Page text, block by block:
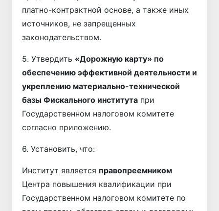
платно-контрактной основе, а также иных
источников, не запрещенных
законодательством.
5. Утвердить «Дорожную карту» по
обеспечению эффективной деятельности и
укреплению материально-технической
базы Фискального института при
Государственном налоговом комитете
согласно приложению.
6. Установить, что:
Институт является правопреемником
Центра повышения квалификации при
Государственном налоговом комитете по